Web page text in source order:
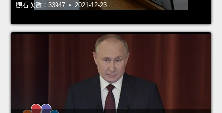
觀看次數：33947 • 2021-12-23